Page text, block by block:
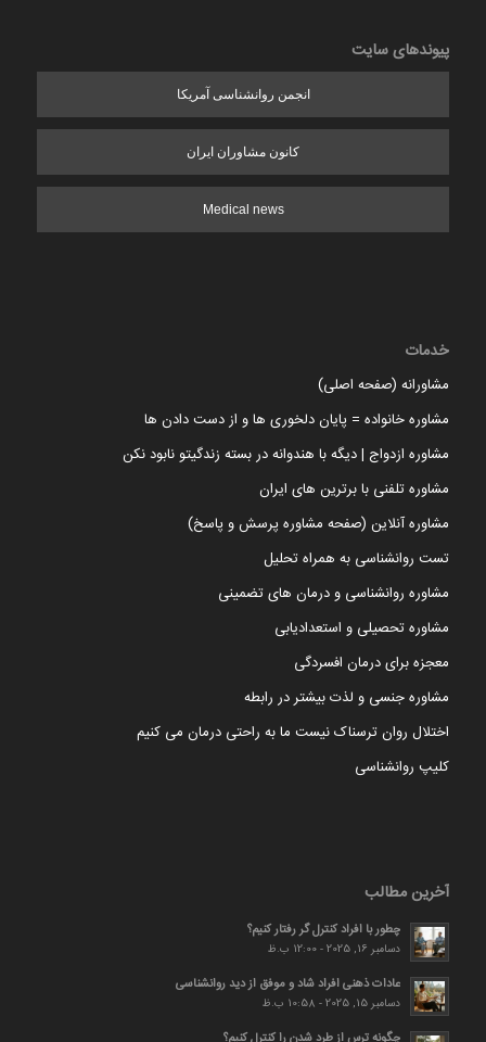
پیوندهای سایت
انجمن روانشناسی آمریکا
کانون مشاوران ایران
Medical news
خدمات
مشاورانه (صفحه اصلی)
مشاوره خانواده = پایان دلخوری ها و از دست دادن ها
مشاوره ازدواج | دیگه با هندوانه در بسته زندگیتو نابود نکن
مشاوره تلفنی با برترین های ایران
مشاوره آنلاین (صفحه مشاوره پرسش و پاسخ)
تست روانشناسی به همراه تحلیل
مشاوره روانشناسی و درمان های تضمینی
مشاوره تحصیلی و استعدادیابی
معجزه برای درمان افسردگی
مشاوره جنسی و لذت بیشتر در رابطه
اختلال روان ترسناک نیست ما به راحتی درمان می کنیم
کلیپ روانشناسی
آخرین مطالب
چطور با افراد کنترل گر رفتار کنیم؟
دسامبر 16, 2025 - 12:00 ب.ظ
عادات ذهنی افراد شاد و موفق از دید روانشناسی
دسامبر 15, 2025 - 10:58 ب.ظ